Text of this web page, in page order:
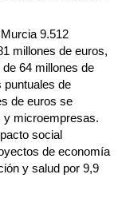
9.512
millones de euros,
64 millones de
puntuales de
de euros se
y microempresas.
social
de economía
y salud por 9,9